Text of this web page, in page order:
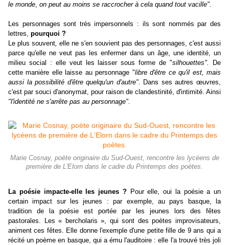
le monde, on peut au moins se raccrocher à cela quand tout vacille".
Les personnages sont très impersonnels : ils sont nommés par des
lettres, pourquoi ?
Le plus souvent, e lle ne s'en souvient pas des personnages, c'est aussi
parce qu'elle ne veut pas les enfermer dans un âge, une identité, un
milieu social : elle veut les laisser sous forme de "silhouettes".
De
cette manière elle laisse au personnage "libre d'être ce qu'il est, mais
aussi la possibilité d'être quelqu'un d'autre". Dans ses autres œuvres,
c'est par souci d'anonymat, pour raison de clandestinité, d'intimité. Ainsi
"l'identité ne s'arrête pas au personnage".
Marie Cosnay, poète originaire du Sud-Ouest, rencontre les lycéens de
première de L'Elorn dans le cadre du Printemps des poètes.
La poésie impacte-elle les jeunes ?
Pour elle, oui la poésie a un
certain impact sur les jeunes : par exemple, au pays basque, la
tradition de la poésie est portée par les jeunes lors des fêtes
pastorales. Les « bercholaris », qui sont des poètes improvisateurs,
animent ces fêtes. Elle donne l'exemple d'une petite fille de 9 ans qui a
récité un poème en basque, qui a ému l'auditoire : elle l'a trouvé très joli